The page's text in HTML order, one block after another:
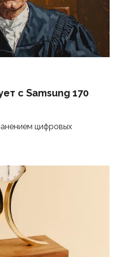
с Samsung 170
цифровых